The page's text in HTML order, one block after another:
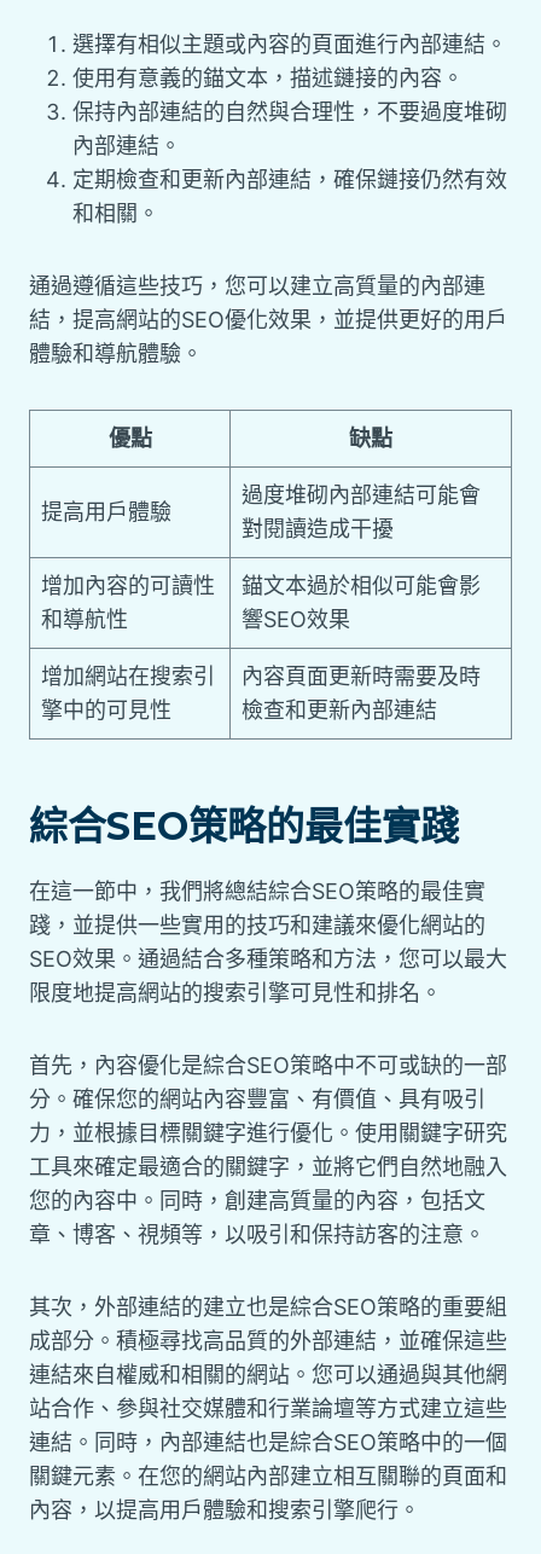
選擇有相似主題或內容的頁面進行內部連結。
使用有意義的錨文本，描述鏈接的內容。
保持內部連結的自然與合理性，不要過度堆砌
內部連結。
定期檢查和更新內部連結，確保鏈接仍然有效
和相關。
通過遵循這些技巧，您可以建立高質量的內部連
結，提高網站的SEO優化效果，並提供更好的用戶
體驗和導航體驗。
優點 缺點
提高用戶體驗
過度堆砌內部連結可能會
對閱讀造成干擾
增加內容的可讀性
和導航性
錨文本過於相似可能會影
響SEO效果
增加網站在搜索引
擎中的可見性
內容頁面更新時需要及時
檢查和更新內部連結
綜合SEO策略的最佳實踐
在這一節中，我們將總結綜合SEO策略的最佳實
踐，並提供一些實用的技巧和建議來優化網站的
SEO效果。通過結合多種策略和方法，您可以最大
限度地提高網站的搜索引擎可見性和排名。
首先，內容優化是綜合SEO策略中不可或缺的一部
分。確保您的網站內容豐富、有價值、具有吸引
力，並根據目標關鍵字進行優化。使用關鍵字研究
工具來確定最適合的關鍵字，並將它們自然地融入
您的內容中。同時，創建高質量的內容，包括文
章、博客、視頻等，以吸引和保持訪客的注意。
其次，外部連結的建立也是綜合SEO策略的重要組
成部分。積極尋找高品質的外部連結，並確保這些
連結來自權威和相關的網站。您可以通過與其他網
站合作、參與社交媒體和行業論壇等方式建立這些
連結。同時，內部連結也是綜合SEO策略中的一個
關鍵元素。在您的網站內部建立相互關聯的頁面和
內容，以提高用戶體驗和搜索引擎爬行。